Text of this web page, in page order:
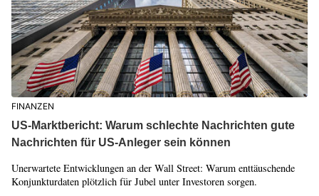
FINANZEN
US-Marktbericht: Warum schlechte Nachrichten gute
Nachrichten für US-Anleger sein können
Unerwartete Entwicklungen an der Wall Street: Warum enttäuschende
Konjunkturdaten plötzlich für Jubel unter Investoren sorgen.